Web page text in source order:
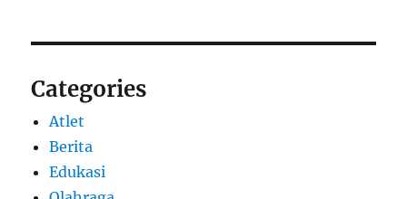
Categories
Atlet
Berita
Edukasi